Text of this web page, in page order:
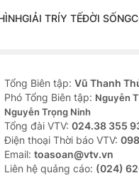
GIẢI TRÍY TẾĐỜI SỐNG
Tổng Biên tập: Vũ Thanh
Phó Tổng Biên tập: Nguyễn
Nguyễn Trọng Ninh
Tổng đài VTV: 024.38 355
Ðiện thoại Thời báo VTV:
Email: toasoan@vtv.vn
Liên hệ quảng cáo: (024)